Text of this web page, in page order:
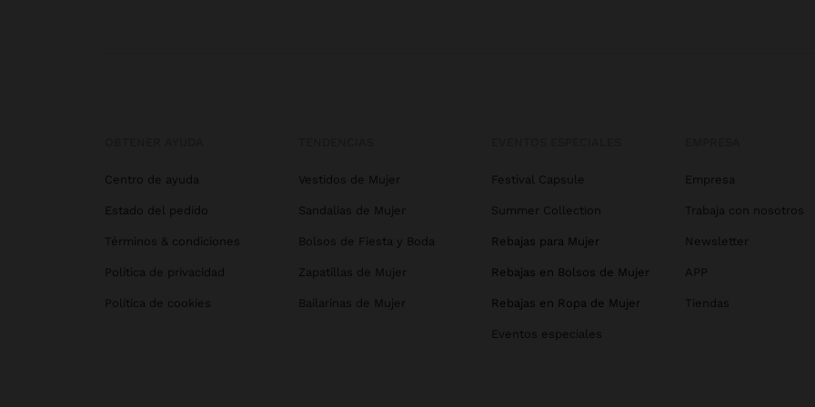
Centro de ayuda
Estado del pedido
Términos & condiciones
Política de privacidad
Política de cookies
Vestidos de Mujer
Sandalias de Mujer
Bolsos de Fiesta y Boda
Zapatillas de Mujer
Bailarinas de Mujer
Festival Capsule
Summer Collection
Rebajas para Mujer
Rebajas en Bolsos de Mujer
Rebajas en Ropa de Mujer
Eventos especiales
Empresa
Trabaja con nosotros
Newsletter
APP
Tiendas